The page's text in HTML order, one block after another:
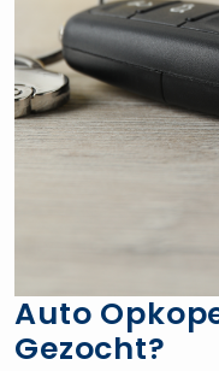
Auto
Gezocht?